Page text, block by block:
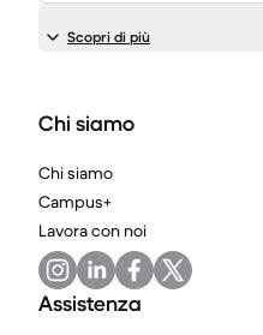
Scopri di più
Chi siamo
Chi siamo
Campus+
Lavora con noi
Assistenza